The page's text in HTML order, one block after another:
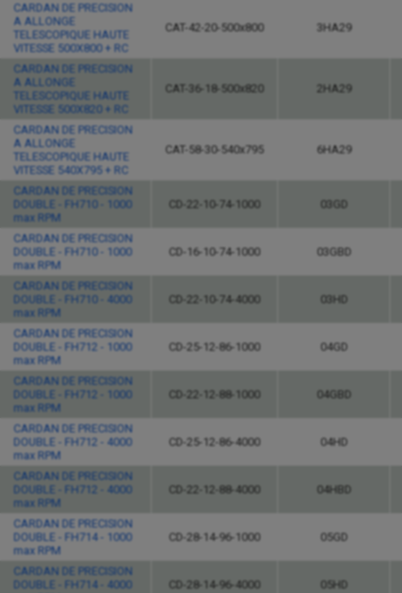
CARDAN DE PRECISION
A ALLONGE
TELESCOPIQUE HAUTE
VITESSE 500X800 + RC
CAT-42-20-500x800 3HA29
CARDAN DE PRECISION
A ALLONGE
TELESCOPIQUE HAUTE
VITESSE 500X820 + RC
CAT-36-18-500x820 2HA29
CARDAN DE PRECISION
A ALLONGE
TELESCOPIQUE HAUTE
VITESSE 540X795 + RC
CAT-58-30-540x795 6HA29
CARDAN DE PRECISION
DOUBLE - FH710 - 1000
max RPM
CD-22-10-74-1000 03GD
CARDAN DE PRECISION
DOUBLE - FH710 - 1000
max RPM
CD-16-10-74-1000 03GBD
CARDAN DE PRECISION
DOUBLE - FH710 - 4000
max RPM
CD-22-10-74-4000 03HD
CARDAN DE PRECISION
DOUBLE - FH712 - 1000
max RPM
CD-25-12-86-1000 04GD
CARDAN DE PRECISION
DOUBLE - FH712 - 1000
max RPM
CD-22-12-88-1000 04GBD
CARDAN DE PRECISION
DOUBLE - FH712 - 4000
max RPM
CD-25-12-86-4000 04HD
CARDAN DE PRECISION
DOUBLE - FH712 - 4000
max RPM
CD-22-12-88-4000 04HBD
CARDAN DE PRECISION
DOUBLE - FH714 - 1000
max RPM
CD-28-14-96-1000 05GD
CARDAN DE PRECISION
DOUBLE - FH714 - 4000
CD-28-14-96-4000 05HD